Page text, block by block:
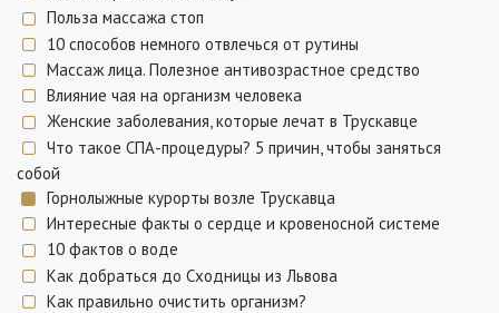
Польза массажа стоп
10 способов немного отвлечься от рутины
Массаж лица. Полезное антивозрастное средство
Влияние чая на организм человека
Женские заболевания, которые лечат в Трускавце
Что такое СПА-процедуры? 5 причин, чтобы заняться
собой
Горнолыжные курорты возле Трускавца
Интересные факты о сердце и кровеносной системе
10 фактов о воде
Как добраться до Сходницы из Львова
Как правильно очистить организм?